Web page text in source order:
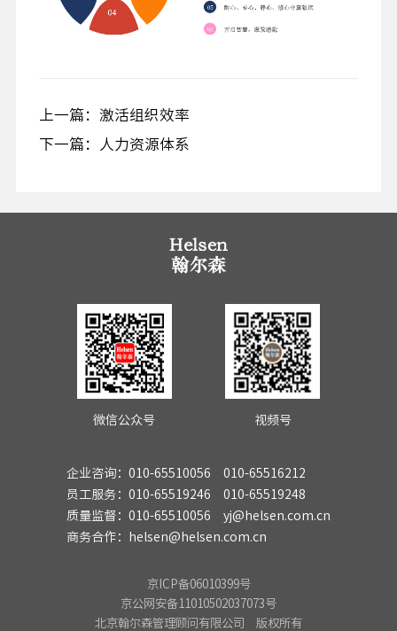
上一篇：激活组织效率
下一篇：人力资源体系
微信公众号 视频号
企业咨询：010-65510056 010-65516212
员工服务：010-65519246 010-65519248
质量监督：010-65510056 yj@helsen.com.cn
商务合作：helsen@helsen.com.cn
京ICP备06010399号
京公网安备11010502037073号
北京翰尔森管理顾问有限公司 版权所有